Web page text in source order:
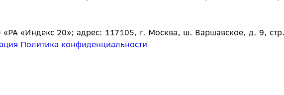
«Индекс 20»; адрес: 117105, г. Москва, ш. Варшавское, д. 9,
Политика конфиденциальности